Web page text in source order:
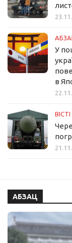
У
в
АБЗАЦ